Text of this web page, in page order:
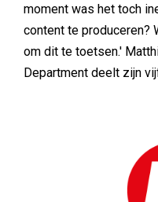
moment was het toch
content te produceren?
om dit te toetsen.'
Department deelt zijn